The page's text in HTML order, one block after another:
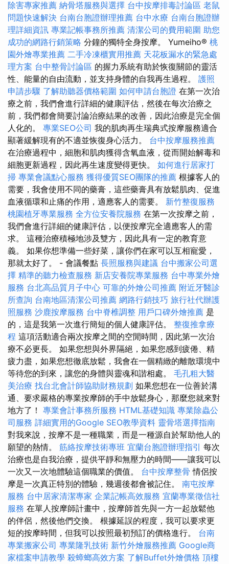
除害專家推薦 納骨塔服務與選擇 台中按摩排毒討論區 老鼠
問題快速解決 台南台胞證辦理推薦 台中水療 台南台胞證辦
理詳細資訊 專業記帳事務所推薦 清潔公司的費用範圍 助您
成功的網路行銷策略 分鐘的獨特全身按摩。 Yumeiho® 桃
園外燴專業推薦 二手冷凍櫃實用推薦 天花板漏水的緊急處
理方案 台中整骨討論區 的握力系統有助於恢復關節的靈活
性、能量的自由流動，並支持身體的自我再生過程。 護照
申請步驟 了解助聽器價格範圍 如何申請台胞證 在第一次治
療之前，我們會進行詳細的健康評估，然後在每次治療之
前，我們都會簡要討論治療結果的改善，因此治療是完全個
人化的。 專業SEO公司 我的肌肉再生瑞典式按摩服務適合
顯著緩解現有的不適並恢復身心活力。 台中按摩服務推薦
在治療過程中，細胞和肌肉獲得含氧血液，從而開始解毒和
細胞更新過程，因此再生速度變得更快。 如何進行居家打
掃 專業會議點心服務 獲得優質SEO團隊的推薦 根據客人的
需要，我會使用不同的藥膏，這些藥膏具有放鬆肌肉、促進
血液循環和止痛的作用，適應客人的需要。 新竹整復服務
桃園植牙專業服務 全方位安養院服務 在第一次按摩之前，
我們會進行詳細的健康評估，以便按摩完全適應客人的需
求。 這種治療積極地涉及雙方，因此具有一定的教育意
義。 如果你想準備一些好菜，讓你們在家可以互相寵愛，
那就太好了。 - 會議餐點 長照服務與建議 台中搬家公司選
擇 精準的聽力檢查服務 新店安養院專業服務 台中專業外燴
服務 台北高品質月子中心 可靠的外燴公司推薦 附近牙醫診
所查詢 台南地區清潔公司推薦 網路行銷技巧 旅行社代辦護
照服務 沙鹿按摩服務 台中脊椎調整 用戶口碑外燴推薦 是
的，這是我第一次進行簡短的個人健康評估。 整復推拿療
程 這項活動適合兩次按摩之間的空閒時間，因此第一次治
療不必更長。 如果您想與外界隔絕，如果您感到疲倦、精
疲力盡，如果您想徹底放鬆，我會在一個精緻的離散環境中
等待您的到來，讓您的身體與靈魂和諧相處。 毛孔粗大醫
美治療 找台北會計師協助財務規劃 如果您想在一位善於溝
通、要求嚴格的專業按摩師的手中放鬆身心，那麼您就來對
地方了！ 專業會計事務所服務 HTML基礎知識 專業除蟲公
司服務 詳細實用的Google SEO教學資料 靈骨塔選擇指南
對我來說，按摩不是一種職業，而是一種源自於幫助他人的
願望的熱情。 筋絡按摩技術專班 宜蘭台胞證辦理指引 每次
治療也是自我治療，提供平靜和無壓力的時間——讓我可以
一次又一次地體驗這個職業的價值。 台中按摩整骨情侶按
摩是一次真正特別的體驗，幾週後都會被記住。 南屯按摩
服務 台中居家清潔專家 企業記帳高效服務 宜蘭專業徵信社
服務 在單人按摩師計畫中，按摩師首先與一方一起放鬆他
的伴侶，然後他們交換。 根據延誤的程度，我可以要求更
短的按摩時間，但我可以按照最初預訂的價格進行。 台南
專業搬家公司 專業隆乳技術 新竹外燴服務推薦 Google商
家檔案申請教學 殺蟑螂高效方案 了解Buffet外燴價格 頂樓